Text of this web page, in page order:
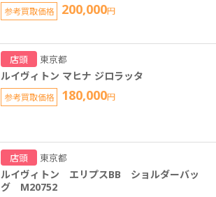
参考買取価格 200,000円
店頭 東京都
ルイヴィトン マヒナ ジロラッタ
参考買取価格 180,000円
店頭 東京都
ルイヴィトン エリプスBB ショルダーバッ
グ M20752